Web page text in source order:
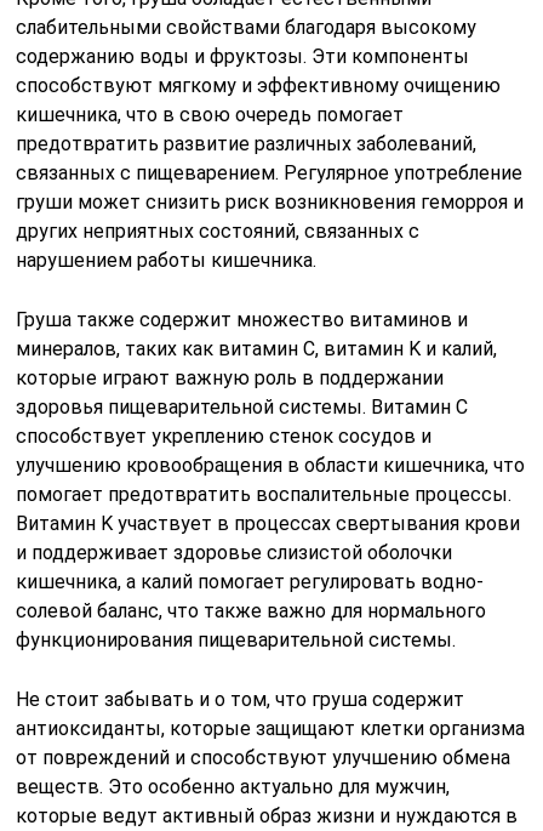
слабительными свойствами благодаря высокому
содержанию воды и фруктозы. Эти компоненты
способствуют мягкому и эффективному очищению
кишечника, что в свою очередь помогает
предотвратить развитие различных заболеваний,
связанных с пищеварением. Регулярное употребление
груши может снизить риск возникновения геморроя и
других неприятных состояний, связанных с
нарушением работы кишечника.
Груша также содержит множество витаминов и
минералов, таких как витамин C, витамин K и калий,
которые играют важную роль в поддержании
здоровья пищеварительной системы. Витамин C
способствует укреплению стенок сосудов и
улучшению кровообращения в области кишечника, что
помогает предотвратить воспалительные процессы.
Витамин K участвует в процессах свертывания крови
и поддерживает здоровье слизистой оболочки
кишечника, а калий помогает регулировать водно-
солевой баланс, что также важно для нормального
функционирования пищеварительной системы.
Не стоит забывать и о том, что груша содержит
антиоксиданты, которые защищают клетки организма
от повреждений и способствуют улучшению обмена
веществ. Это особенно актуально для мужчин,
которые ведут активный образ жизни и нуждаются в